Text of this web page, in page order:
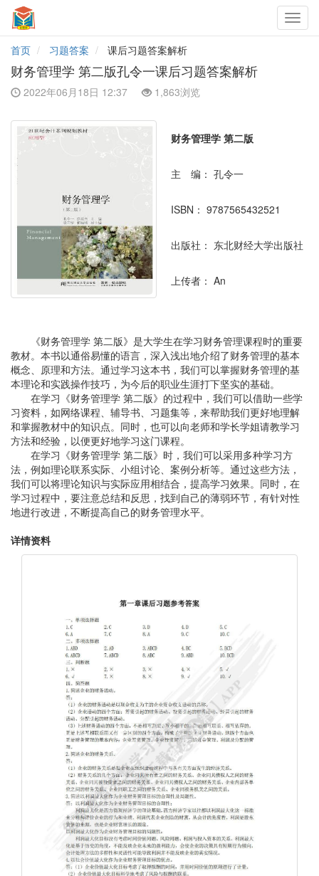
首页
习题答案 课后习题答案解析
财务管理学 第二版孔令一课后习题答案解析
2022年06月18日 12:37 1,863浏览
财务管理学 第二版
主 编： 孔令一
ISBN： 9787565432521
出版社： 东北财经大学出版社
上传者： An
《财务管理学 第二版》是大学生在学习财务管理课程时的重要
教材。本书以通俗易懂的语言，深入浅出地介绍了财务管理的基本
概念、原理和方法。通过学习这本书，我们可以掌握财务管理的基
本理论和实践操作技巧，为今后的职业生涯打下坚实的基础。
在学习《财务管理学 第二版》的过程中，我们可以借助一些学
习资料，如网络课程、辅导书、习题集等，来帮助我们更好地理解
和掌握教材中的知识点。同时，也可以向老师和学长学姐请教学习
方法和经验，以便更好地学习这门课程。
在学习《财务管理学 第二版》时，我们可以采用多种学习方
法，例如理论联系实际、小组讨论、案例分析等。通过这些方法，
我们可以将理论知识与实际应用相结合，提高学习效果。同时，在
学习过程中，要注意总结和反思，找到自己的薄弱环节，有针对性
地进行改进，不断提高自己的财务管理水平。
详情资料